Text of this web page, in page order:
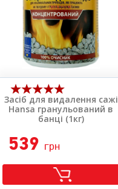
Засіб для видалення сажі
Hansa гранульований в
банці (1кг)
539 грн